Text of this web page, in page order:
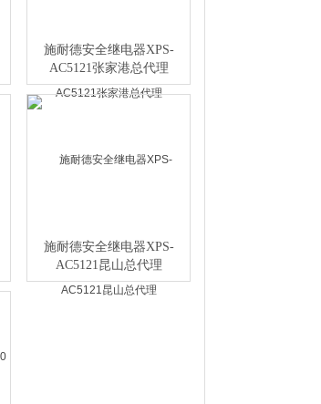
施耐德安全继电器XPS-
AC5121张家港总代理
施耐德安全继电器XPS-
AC5121昆山总代理